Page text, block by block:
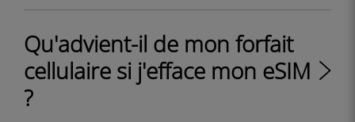
Qu'advient-il de mon forfait
cellulaire si j'efface mon eSIM
?